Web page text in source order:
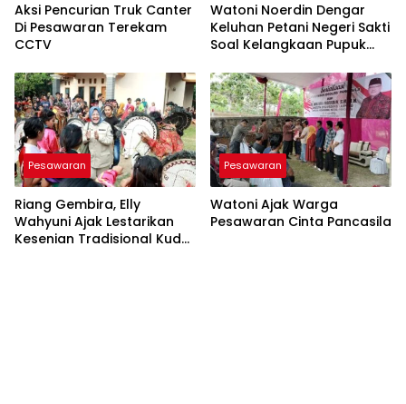
Aksi Pencurian Truk Canter
Di Pesawaran Terekam
CCTV
Watoni Noerdin Dengar
Keluhan Petani Negeri Sakti
Soal Kelangkaan Pupuk
Pesawaran
Riang Gembira, Elly
Wahyuni Ajak Lestarikan
Kesenian Tradisional Kuda
Pesawaran
Watoni Ajak Warga
Pesawaran Cinta Pancasila